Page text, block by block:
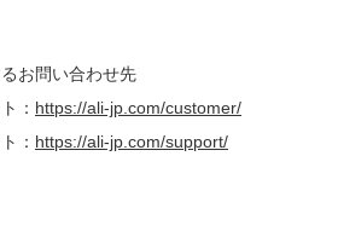
お問い合わせ先
： https://ali-jp.com/customer/
： https://ali-jp.com/support/